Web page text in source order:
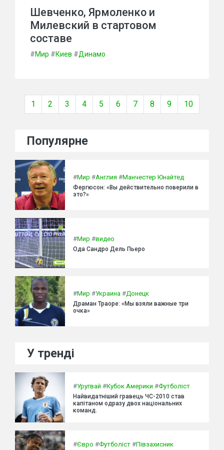
Шевченко, Ярмоленко и
Милевский в стартовом
составе
#Мир #Киев #Динамо
1 2 3 4 5 6 7 8 9 10
Популярне
#Мир #Англия #Манчестер Юнайтед
Фергюсон: «Вы действительно поверили в
это?»
#Мир #видео
Ода Сандро Дель Пьеро
#Мир #Украина #Донецк
Драман Траоре: «Мы взяли важные три
очка»
У тренді
#Уругвай #Кубок Америки #Футболіст
Найвидатніший гравець ЧС-2010 став
капітаном одразу двох національних
команд.
#Євро #Футболіст #Півзахисник